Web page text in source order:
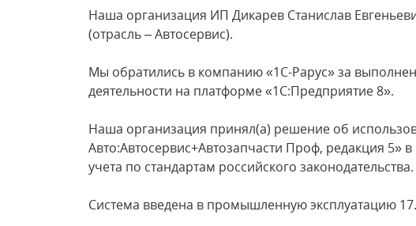
Наша организация ИП Дикарев Станислав
(отрасль – Автосервис).
Мы обратились в компанию «1С-Рарус» за
деятельности на платформе «1С:Предприятие 8».
Наша организация принял(а) решение об
Авто:Автосервис+Автозапчасти Проф, редакция 5»
учета по стандартам российского законодательства.
Система введена в промышленную эксплуатацию